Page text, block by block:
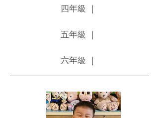
四年級 ｜
五年級 ｜
六年級 ｜